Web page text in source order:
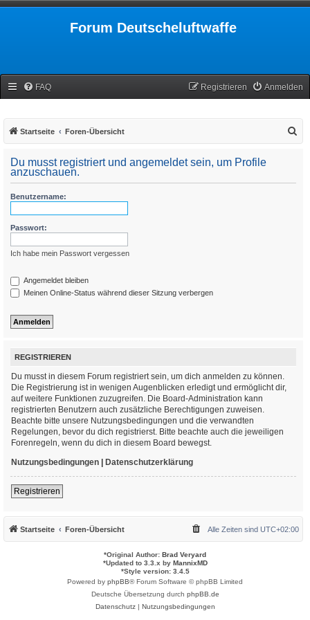
Forum Deutscheluftwaffe
FAQ Anmelden
Registrieren
Startseite Foren-Übersicht
Du musst registriert und angemeldet sein, um Profile
anzuschauen.
Benutzername:
Passwort:
Ich habe mein Passwort vergessen
Angemeldet bleiben
Meinen Online-Status während dieser Sitzung verbergen
REGISTRIEREN
Du musst in diesem Forum registriert sein, um dich anmelden zu können.
Die Registrierung ist in wenigen Augenblicken erledigt und ermöglicht dir,
auf weitere Funktionen zuzugreifen. Die Board-Administration kann
registrierten Benutzern auch zusätzliche Berechtigungen zuweisen.
Beachte bitte unsere Nutzungsbedingungen und die verwandten
Regelungen, bevor du dich registrierst. Bitte beachte auch die jeweiligen
Forenregeln, wenn du dich in diesem Board bewegst.
Nutzungsbedingungen | Datenschutzerklärung
Registrieren
Startseite Foren-Übersicht Alle Zeiten sind UTC+02:00
*Original Author: Brad Veryard
*Updated to 3.3.x by MannixMD
*Style version: 3.4.5
Powered by phpBB® Forum Software © phpBB Limited
Deutsche Übersetzung durch phpBB.de
Datenschutz| Nutzungsbedingungen